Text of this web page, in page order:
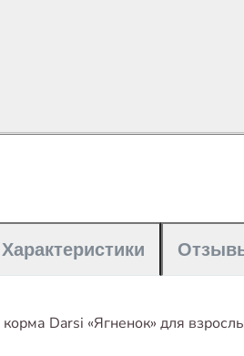
Характеристики
Darsi «Ягненок» для